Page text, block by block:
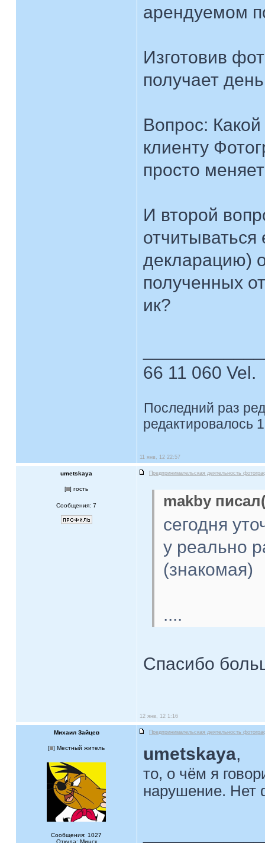
арендуемом
Изготовив
получает
Вопрос:
клиенту
просто
И второй
декларацию)
полученных
ик?
66 11 060 Vel.
Последний раз
редактировалось
11 янв, 12 22:57
umetskaya Предпринимательская деятельность
[ ] гость
Сообщения: 7 makby
сегодня
у реально
(знакомая)
....
Спасибо
12 янв, 12 1:16
Михаил Зайцев Предпринимательская деятельность
[ ] Местный житель
Сообщения: 1027
Откуда: Минск
umetskaya,
то, о чём я
нарушение. Нет